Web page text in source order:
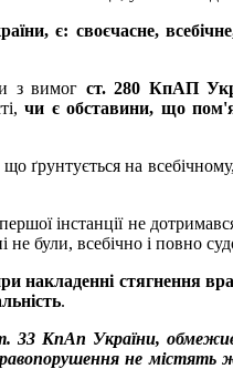
є: своєчасне,
з вимог ст. 280 КпАП
чи є обставини, що
ґрунтується на
інстанції не
не були, всебічно і повно
накладенні стягнення
.
33 КпАп України,
не містять